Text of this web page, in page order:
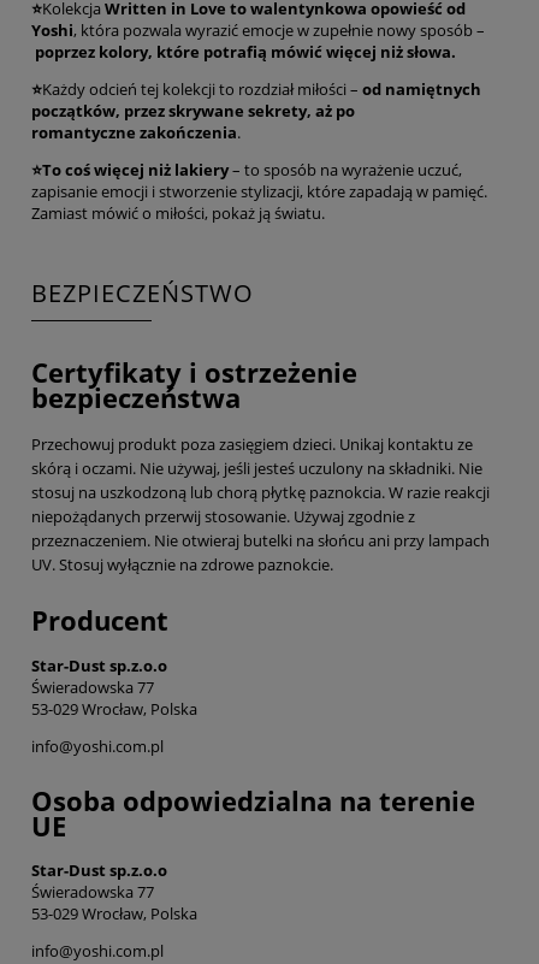
⭐Kolekcja Written in Love to walentynkowa opowieść od
Yoshi, która pozwala wyrazić emocje w zupełnie nowy sposób –
poprzez kolory, które potrafią mówić więcej niż słowa.
⭐Każdy odcień tej kolekcji to rozdział miłości – od namiętnych
początków, przez skrywane sekrety, aż po
romantyczne zakończenia.
⭐To coś więcej niż lakiery– to sposób na wyrażenie uczuć,
zapisanie emocji i stworzenie stylizacji, które zapadają w pamięć.
Zamiast mówić o miłości, pokaż ją światu.
BEZPIECZEŃSTWO
Certyfikaty i ostrzeżenie
bezpieczeństwa
Przechowuj produkt poza zasięgiem dzieci. Unikaj kontaktu ze
skórą i oczami. Nie używaj, jeśli jesteś uczulony na składniki. Nie
stosuj na uszkodzoną lub chorą płytkę paznokcia. W razie reakcji
niepożądanych przerwij stosowanie. Używaj zgodnie z
przeznaczeniem. Nie otwieraj butelki na słońcu ani przy lampach
UV. Stosuj wyłącznie na zdrowe paznokcie.
Producent
Star-Dust sp.z.o.o
Świeradowska 77
53-029 Wrocław, Polska
info@yoshi.com.pl
Osoba odpowiedzialna na terenie
UE
Star-Dust sp.z.o.o
Świeradowska 77
53-029 Wrocław, Polska
info@yoshi.com.pl